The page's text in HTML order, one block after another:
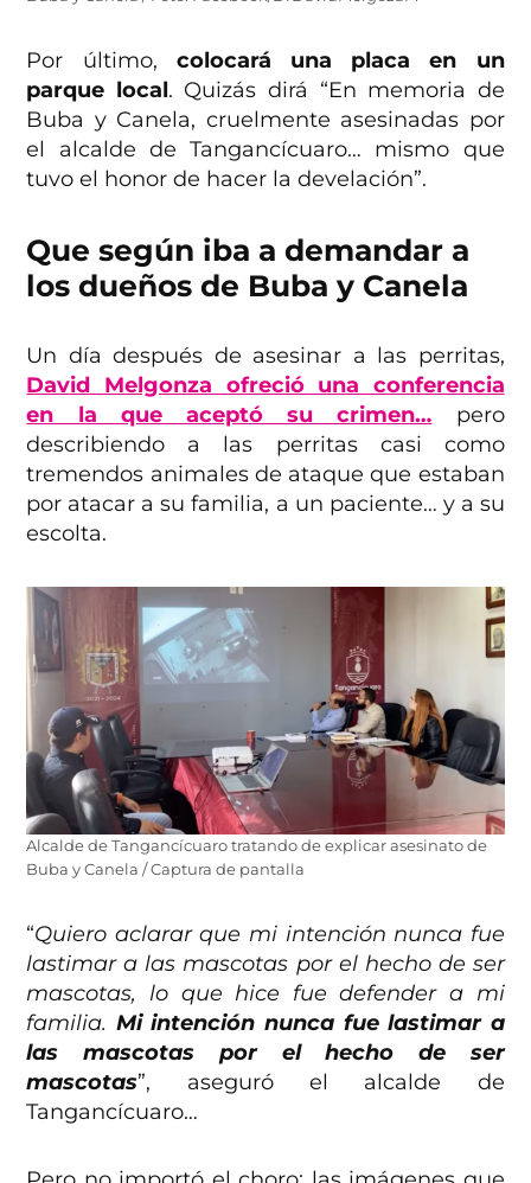
Por último, colocará una placa en un
parque local. Quizás dirá “En memoria de
Buba y Canela, cruelmente asesinadas por
el alcalde de Tangancícuaro… mismo que
tuvo el honor de hacer la develación”.
Que según iba a demandar a
los dueños de Buba y Canela
Un día después de asesinar a las perritas,
David Melgonza ofreció una conferencia
en la que aceptó su crimen… pero
describiendo a las perritas casi como
tremendos animales de ataque que estaban
por atacar a su familia, a un paciente… y a su
escolta.
Alcalde de Tangancícuaro tratando de explicar asesinato de
Buba y Canela / Captura de pantalla
“Quiero aclarar que mi intención nunca fue
lastimar a las mascotas por el hecho de ser
mascotas, lo que hice fue defender a mi
familia. Mi intención nunca fue lastimar a
las mascotas por el hecho de ser
mascotas”, aseguró el alcalde de
Tangancícuaro…